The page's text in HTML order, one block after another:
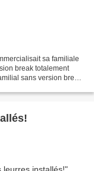
sa familiale
break totalement
sans version break